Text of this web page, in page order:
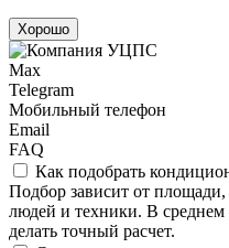
Хорошо
Max
Telegram
Мобильный телефон
Email
FAQ
Как подобрать
Подбор зависит от
людей и техники. В
делать точный расчет.